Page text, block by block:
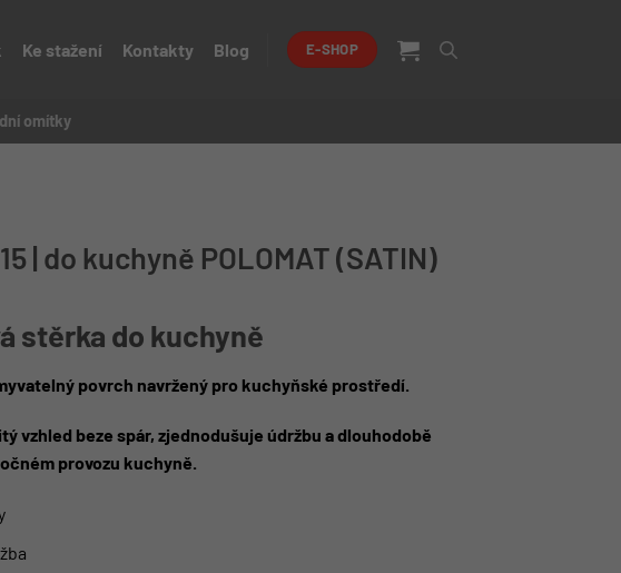
Ke stažení Kontakty Blog E-SHOP
omítky
| do kuchyně POLOMAT (SATIN)
stěrka do kuchyně
povrch navržený pro kuchyňské prostředí.
vzhled beze spár, zjednodušuje údržbu a dlouhodobě
provozu kuchyně.